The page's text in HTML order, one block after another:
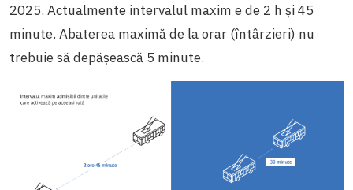
2025. Actualmente intervalul maxim e de 2 h și 45
minute. Abaterea maximă de la orar (întârzieri) nu
trebuie să depășească 5 minute.